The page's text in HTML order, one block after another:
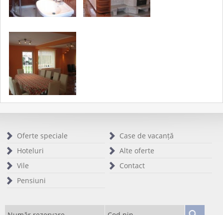
Oferte speciale
Hoteluri
Vile
Pensiuni
Case de vacanță
Alte oferte
Contact